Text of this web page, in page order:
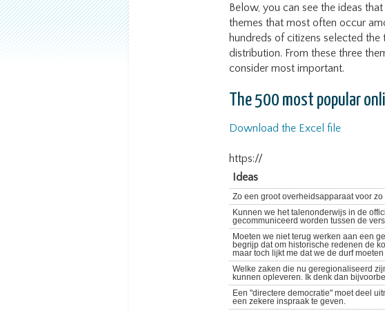
Below, you can see the ideas
themes that most often occur
hundreds of citizens selected
distribution. From these three
consider most important.
The 500 most popular
Download the Excel file
https://
Ideas
Zo een groot overheidsapparaat voor
Kunnen we het talenonderwijs in de
gecommuniceerd worden tussen de
Moeten we niet terug werken aan een
begrijp dat om historische redenen de
maar toch lijkt me dat we de durf
Welke zaken die nu geregionaliseerd
kunnen opleveren. Ik denk dan
Een "directere democratie" moet deel
een zekere inspraak te geven.